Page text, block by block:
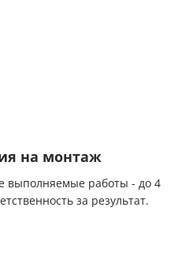
на монтаж
выполняемые работы - до 4
за результат.